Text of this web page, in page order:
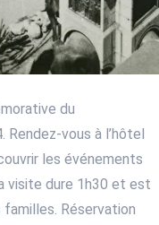
du
vous à l’hôtel
les événements
visite dure 1h30 et est
Réservation